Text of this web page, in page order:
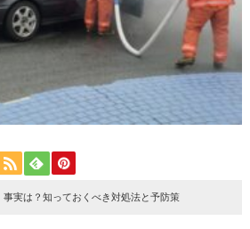
実は？知っておくべき対処法と予防策